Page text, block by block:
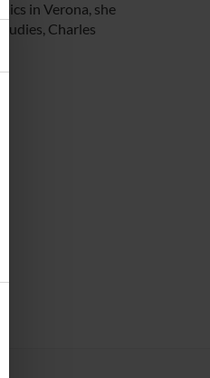
in Verona, she
Charles